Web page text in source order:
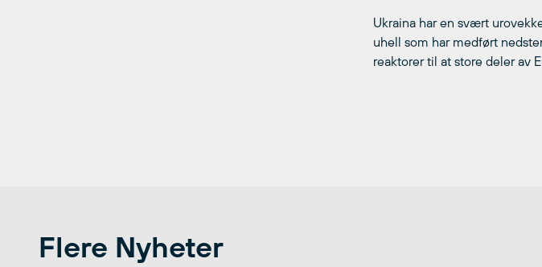
Ukraina har en svært
uhell som har medført
reaktorer til at store deler av
Flere Nyheter